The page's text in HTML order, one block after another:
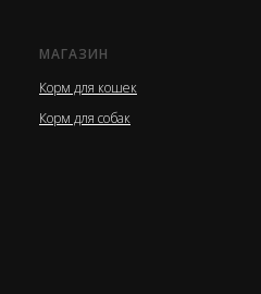
МАГАЗИН
Корм для кошек
Корм для собак